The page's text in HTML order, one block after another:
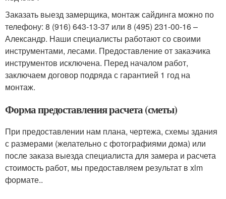
Заказать выезд замерщика, монтаж сайдинга можно по
телефону: 8 (916) 643-13-37 или 8 (495) 231-00-16 –
Александр. Наши специалисты работают со своими
инструментами, лесами. Предоставление от заказчика
инструментов исключена. Перед началом работ,
заключаем договор подряда с гарантией 1 год на
монтаж.
Форма предоставления расчета (сметы)
При предоставлении нам плана, чертежа, схемы здания
с размерами (желательно с фотографиями дома) или
после заказа выезда специалиста для замера и расчета
стоимость работ, мы предоставляем результат в xlm
формате..